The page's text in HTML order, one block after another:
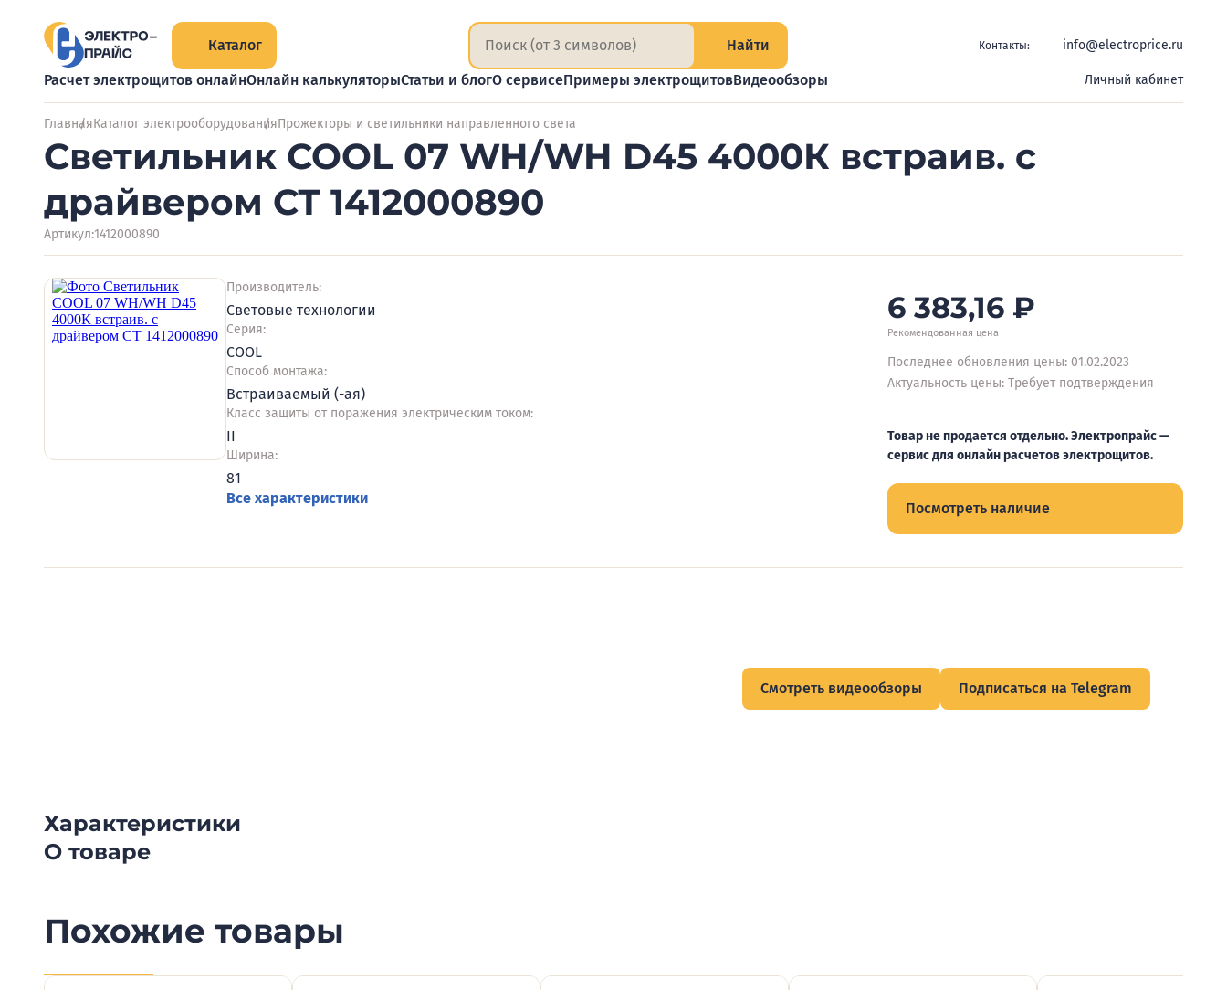
Каталог Найти Контакты: info@electroprice.ru
Расчет электрощитов онлайнОнлайн калькуляторыСтатьи и блогО сервисеПримеры электрощитовВидеообзоры Личный кабинет
ГлавнаяКаталог электрооборудованияПрожекторы и светильники направленного света
Светильник COOL 07 WH/WH D45 4000К встраив. с
драйвером СТ 1412000890
Артикул:1412000890
Производитель:
Световые технологии
Серия:
COOL
Способ монтажа:
Встраиваемый (-ая)
Класс защиты от поражения электрическим током:
II
Ширина:
81
Все характеристики
6 383,16 ₽
Рекомендованная цена
Последнее обновления цены: 01.02.2023
Актуальность цены: Требует подтверждения
Товар не продается отдельно. Электропрайс —
сервис для онлайн расчетов электрощитов.
Посмотреть наличие
Смотреть видеообзоры Подписаться на Telegram
Характеристики
О товаре
Похожие товары